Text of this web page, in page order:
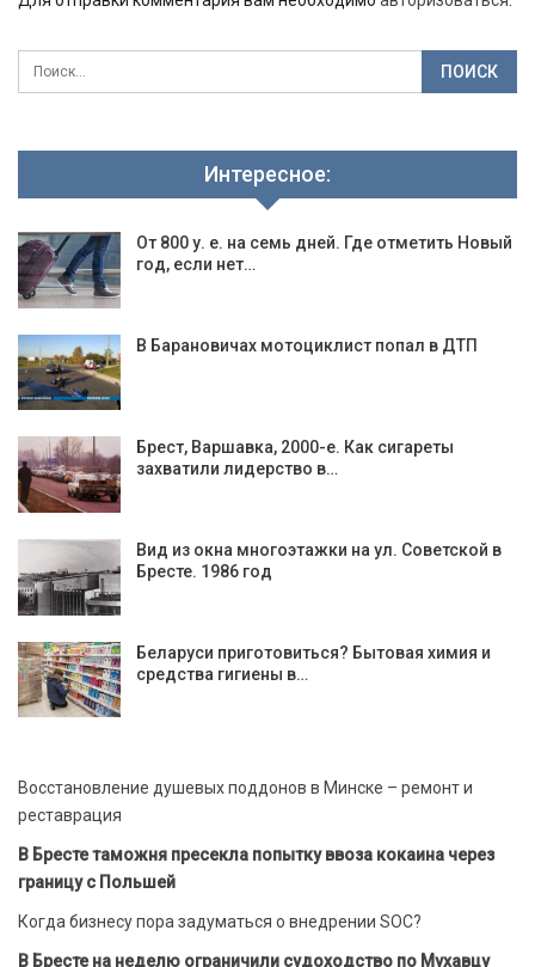
Интересное:
От 800 у. е. на семь дней. Где отметить Новый
год, если нет…
В Барановичах мотоциклист попал в ДТП
Брест, Варшавка, 2000-е. Как сигареты
захватили лидерство в…
Вид из окна многоэтажки на ул. Советской в
Бресте. 1986 год
Беларуси приготовиться? Бытовая химия и
средства гигиены в…
Восстановление душевых поддонов в Минске – ремонт и
реставрация
В Бресте таможня пресекла попытку ввоза кокаина через
границу с Польшей
Когда бизнесу пора задуматься о внедрении SOC?
В Бресте на неделю ограничили судоходство по Мухавцу